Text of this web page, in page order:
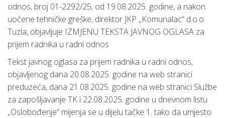
odnos, broj 01-2292/25, od 19.08.2025. godine, a nakon
uočene tehničke greške, direktor JKP „Komunalac“ d.o.o.
Tuzla, objavljuje IZMJENU TEKSTA JAVNOG OGLASA za
prijem radnika u radni odnos
Tekst javnog oglasa za prijem radnika u radni odnos,
objavljenog dana 20.08.2025. godine na web stranici
preduzeća, dana 21.08.2025. godine na web stranici Službe
za zapošljavanje TK i 22.08.2025. godine u dnevnom listu
„Oslobođenje“ mijenja se u dijelu tačke 1. tako da umjesto